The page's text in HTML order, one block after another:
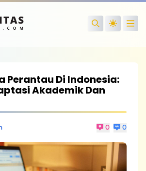
Search
Perantau Di Indonesia:
Akademik Dan
0 0